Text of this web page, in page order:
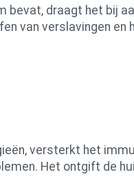
bevat, draagt het bij
van verslavingen
versterkt het
Het ontgift de